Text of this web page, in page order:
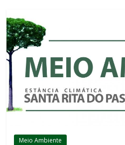
Meio Ambiente